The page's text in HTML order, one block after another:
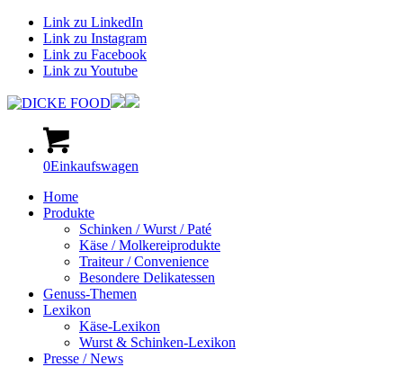
Link zu LinkedIn
Link zu Instagram
Link zu Facebook
Link zu Youtube
0Einkaufswagen
Home
Produkte
Schinken / Wurst / Paté
Käse / Molkereiprodukte
Traiteur / Convenience
Besondere Delikatessen
Genuss-Themen
Lexikon
Käse-Lexikon
Wurst & Schinken-Lexikon
Presse / News